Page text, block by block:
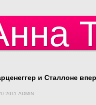
и Сталлоне
2011 ADMIN